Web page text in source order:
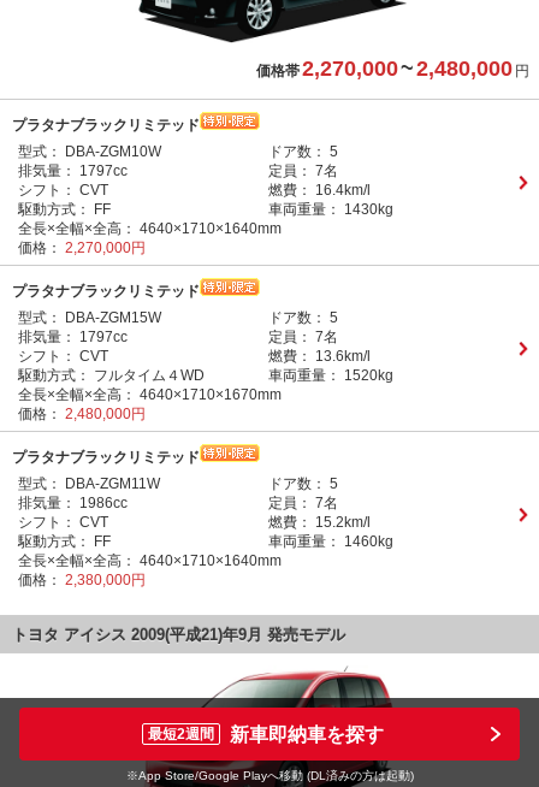
価格帯2,270,000~2,480,000 円
プラタナブラックリミテッド
型式：
DBA-ZGM10W ドア数： 5
排気量：
1797cc 定員： 7名
シフト： CVT 燃費：
16.4km/l
駆動方式：
FF 車両重量：
1430kg
全長×全幅×全高： 4640×1710×1640mm
価格： 2,270,000円
プラタナブラックリミテッド
型式：
DBA-ZGM15W ドア数： 5
排気量：
1797cc 定員： 7名
シフト： CVT 燃費：
13.6km/l
駆動方式：
フルタイム４WD 車両重量：
1520kg
全長×全幅×全高： 4640×1710×1670mm
価格： 2,480,000円
プラタナブラックリミテッド
型式：
DBA-ZGM11W ドア数： 5
排気量：
1986cc 定員： 7名
シフト： CVT 燃費：
15.2km/l
駆動方式：
FF 車両重量：
1460kg
全長×全幅×全高： 4640×1710×1640mm
価格： 2,380,000円
トヨタ アイシス 2009(平成21)年9月 発売モデル
最短2週間 新車即納車を探す
※App Store/Google Playへ移動 (DL済みの方は起動)